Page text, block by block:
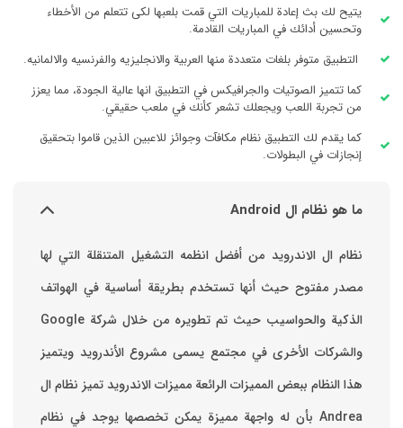
يتيح لك بث إعادة للمباريات التي قمت بلعبها لكى تتعلم من الأخطاء
وتحسين أدائك في المباريات القادمة.
التطبيق متوفر بلغات متعددة منها العربية والانجليزيه والفرنسيه والالمانيه.
كما تتميز الصوتيات والجرافيكس في التطبيق انها عالية الجودة، مما يعزز
من تجربة اللعب ويجعلك تشعر كأنك في ملعب حقيقي.
كما يقدم لك التطبيق نظام مكافآت وجوائز للاعبين الذين قاموا بتحقيق
إنجازات في البطولات.
ما هو نظام ال Android
نظام ال الاندرويد من أفضل انظمه التشغيل المتنقلة التي لها
مصدر مفتوح حيث أنها تستخدم بطريقة أساسية في الهواتف
والشركات الأخرى في مجتمع يسمى مشروع الأندرويد ويتميز
هذا النظام ببعض المميزات الرائعة ‏مميزات الاندرويد ‏تميز نظام ال
Andrea بأن له واجهة مميزة يمكن تخصصها ‏يوجد في نظام